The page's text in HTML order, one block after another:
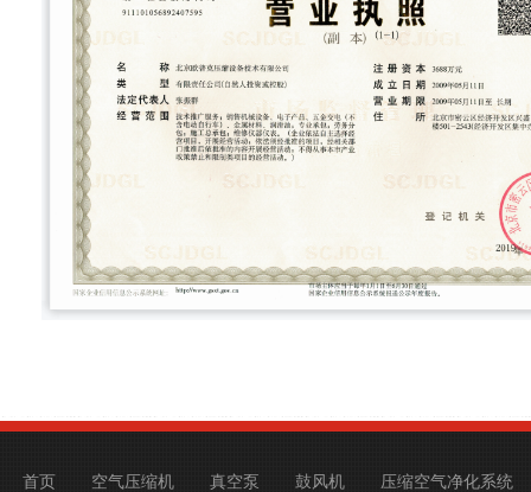
首页 空气压缩机 真空泵 鼓风机 压缩空气净化系统